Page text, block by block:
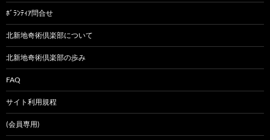
ﾎﾞﾗﾝﾃｨｱ問合せ
北新地奇術倶楽部について
北新地奇術倶楽部の歩み
FAQ
サイト利用規程
(会員専用)